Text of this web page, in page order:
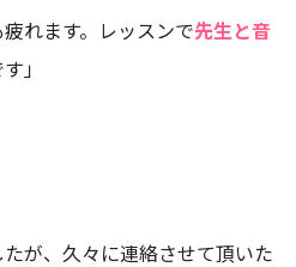
れます。レッスンで先生と音
」
たが、久々に連絡させて頂いた